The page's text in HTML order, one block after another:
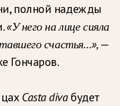
полной надежды
«У него на лице сияла
счастья…»,—
Гончаров.
Casta divaбудет